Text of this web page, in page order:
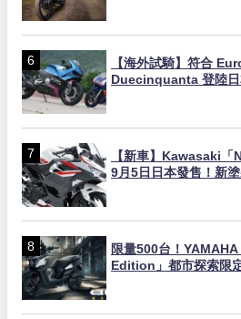
【海外試騎】符合
Duecinquanta 登陸
【新車】Kawasaki
9月5日日本發售！新
限量500台！
Edition」都市探索限